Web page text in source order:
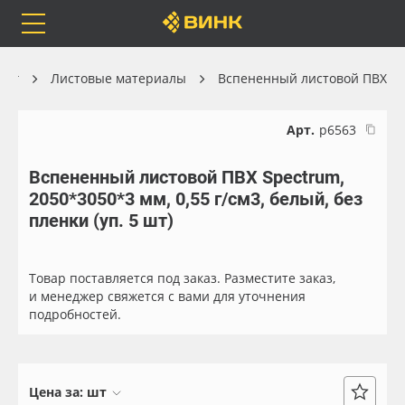
Каталог
Orafol
Бренды
Доставка
Весь каталог
Рулонные материалы
Самоклеящиеся плёнки
Листовые материалы
Листовые материалы Вспененный листовой ПВХ
Арт. р6563
Вспененный листовой ПВХ Spectrum,
2050*3050*3 мм, 0,55 г/см3, белый, без
пленки (уп. 5 шт)
Товар поставляется под заказ. Разместите заказ,
и менеджер свяжется с вами для уточнения
подробностей.
Цена за: шт